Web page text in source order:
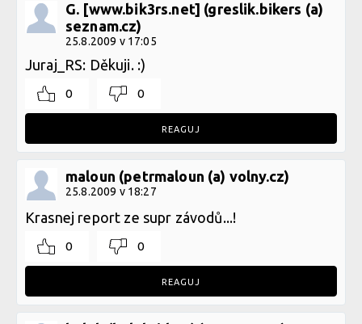
G. [www.bik3rs.net] (greslik.bikers (a)
seznam.cz)
25.8.2009 v 17:05
Juraj_RS: Děkuji. :)
0 0
REAGUJ
maloun (petrmaloun (a) volny.cz)
25.8.2009 v 18:27
Krasnej report ze supr závodů...!
0 0
REAGUJ